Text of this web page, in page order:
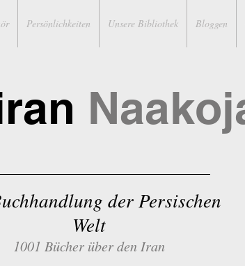
Persönlichkeiten Unsere Bibliothek Bloggen
der Persischen
Welt
1001 Bücher über den Iran